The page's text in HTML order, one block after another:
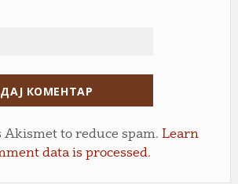
Akismet to reduce spam. Learn
data is processed.